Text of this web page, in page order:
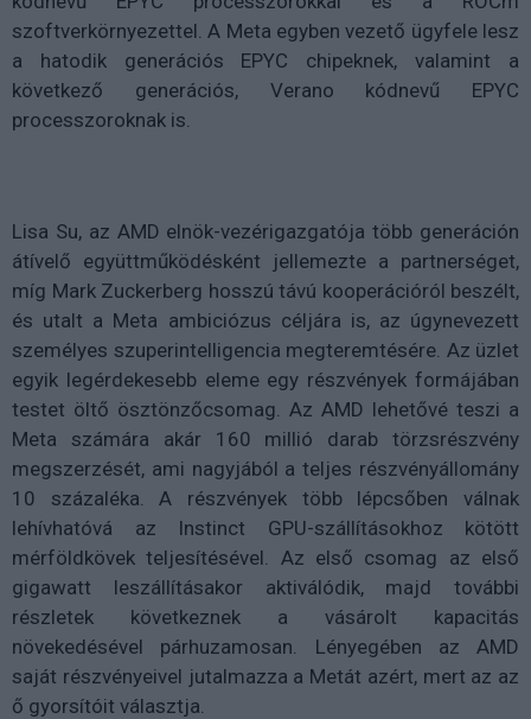
szoftverkörnyezettel. A Meta egyben vezető ügyfele lesz
a hatodik generációs EPYC chipeknek, valamint a
következő generációs, Verano kódnevű EPYC
processzoroknak is.
Lisa Su, az AMD elnök-vezérigazgatója több generáción
átívelő együttműködésként jellemezte a partnerséget,
míg Mark Zuckerberg hosszú távú kooperációról beszélt,
és utalt a Meta ambiciózus céljára is, az úgynevezett
személyes szuperintelligencia megteremtésére. Az üzlet
egyik legérdekesebb eleme egy részvények formájában
testet öltő ösztönzőcsomag. Az AMD lehetővé teszi a
Meta számára akár 160 millió darab törzsrészvény
megszerzését, ami nagyjából a teljes részvényállomány
10 százaléka. A részvények több lépcsőben válnak
lehívhatóvá az Instinct GPU-szállításokhoz kötött
mérföldkövek teljesítésével. Az első csomag az első
gigawatt leszállításakor aktiválódik, majd további
részletek következnek a vásárolt kapacitás
növekedésével párhuzamosan. Lényegében az AMD
saját részvényeivel jutalmazza a Metát azért, mert az az
ő gyorsítóit választja.